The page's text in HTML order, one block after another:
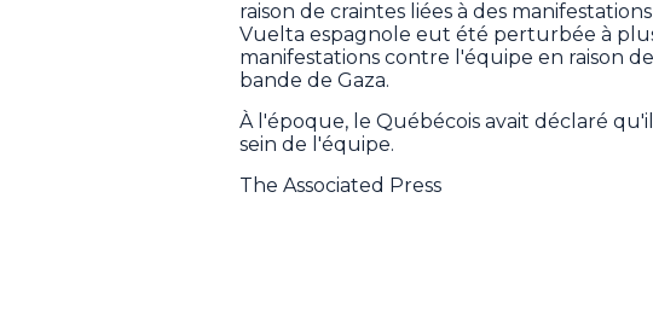
raison de craintes liées à des
Vuelta espagnole eut été perturbée à
manifestations contre l'équipe en raison
bande de Gaza.
À l'époque, le Québécois avait déclaré
sein de l'équipe.
The Associated Press